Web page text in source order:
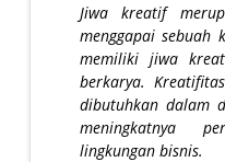
Jiwa kreatif
menggapai sebuah
memiliki jiwa
berkarya.
dibutuhkan dalam
meningkatnya
lingkungan bisnis.